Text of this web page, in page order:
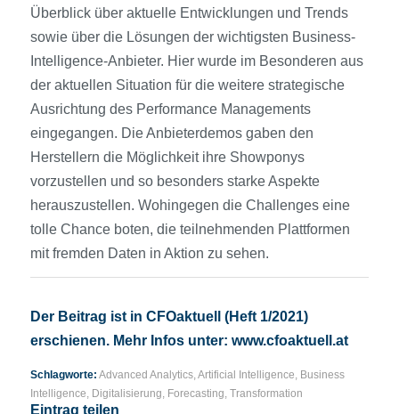
Überblick über aktuelle Entwicklungen und Trends
sowie über die Lösungen der wichtigsten Business-
Intelligence-Anbieter. Hier wurde im Besonderen aus
der aktuellen Situation für die weitere strategische
Ausrichtung des Performance Managements
eingegangen. Die Anbieterdemos gaben den
Herstellern die Möglichkeit ihre Showponys
vorzustellen und so besonders starke Aspekte
herauszustellen. Wohingegen die Challenges eine
tolle Chance boten, die teilnehmenden Plattformen
mit fremden Daten in Aktion zu sehen.
Der Beitrag ist in CFOaktuell (Heft 1/2021)
erschienen. Mehr Infos unter: www.cfoaktuell.at
Schlagworte: Advanced Analytics, Artificial Intelligence
Business
Intelligence
Digitalisierung Forecasting Transformation
Eintrag teilen